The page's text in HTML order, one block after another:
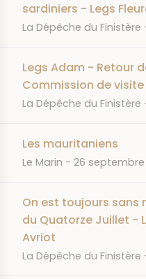
sardiniers - Legs
JOURNAL
La Dépêche du Finistère
Legs Adam - Retour
Commission de
JOURNAL
La Dépêche du Finistère
Les mauritaniens
JOURNAL
Le Marin DATE
26 septembre
On est toujours sans
du Quatorze Juillet -
Avriot
JOURNAL
La Dépêche du Finistère